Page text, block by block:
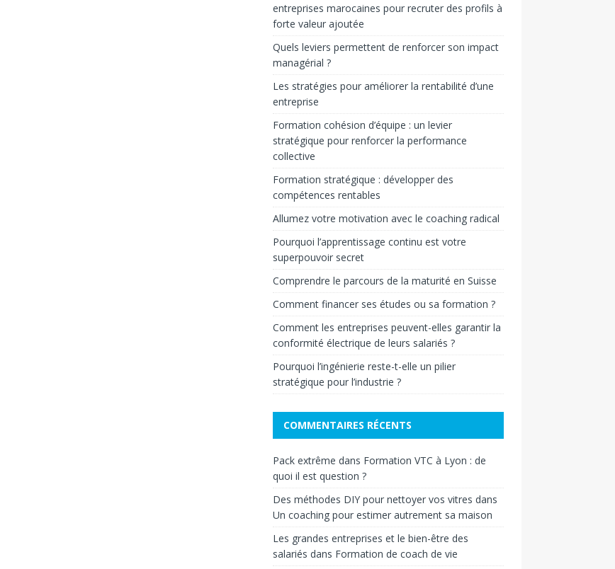
entreprises marocaines pour recruter des profils à
forte valeur ajoutée
Quels leviers permettent de renforcer son impact
managérial ?
Les stratégies pour améliorer la rentabilité d’une
entreprise
Formation cohésion d’équipe : un levier
stratégique pour renforcer la performance
collective
Formation stratégique : développer des
compétences rentables
Allumez votre motivation avec le coaching radical
Pourquoi l’apprentissage continu est votre
superpouvoir secret
Comprendre le parcours de la maturité en Suisse
Comment financer ses études ou sa formation ?
Comment les entreprises peuvent-elles garantir la
conformité électrique de leurs salariés ?
Pourquoi l’ingénierie reste-t-elle un pilier
stratégique pour l’industrie ?
COMMENTAIRES RÉCENTS
Pack extrême dans Formation VTC à Lyon : de
quoi il est question ?
Des méthodes DIY pour nettoyer vos vitres dans
Un coaching pour estimer autrement sa maison
Les grandes entreprises et le bien-être des
salariés dans Formation de coach de vie